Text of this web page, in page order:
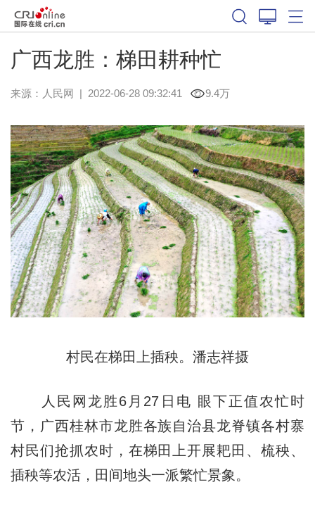
广西龙胜：梯田耕种忙
来源： 人民网 | 2022-06-28 09:32:41 9.4万
村民在梯田上插秧。潘志祥摄
人民网龙胜6月27日电 眼下正值农忙时
节，广西桂林市龙胜各族自治县龙脊镇各村寨
村民们抢抓农时，在梯田上开展耙田、梳秧、
插秧等农活，田间地头一派繁忙景象。